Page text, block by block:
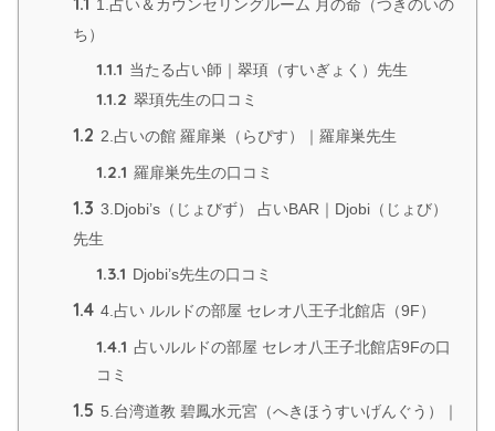
1.占い＆カウンセリングルーム 月の命（つきのいの
ち）
1.1.1 当たる占い師｜翠頊（すいぎょく）先生
1.1.2 翠頊先生の口コミ
1.2 2.占いの館 羅扉巣（らぴす）｜羅扉巣先生
1.2.1 羅扉巣先生の口コミ
1.3 3.Djobi’s（じょびず） 占いBAR｜Djobi（じょび）
先生
1.3.1 Djobi’s先生の口コミ
1.4 4.占い ルルドの部屋 セレオ八王子北館店（9F）
1.4.1 占いルルドの部屋 セレオ八王子北館店9Fの口
コミ
1.5 5.台湾道教 碧鳳水元宮（へきほうすいげんぐう）｜